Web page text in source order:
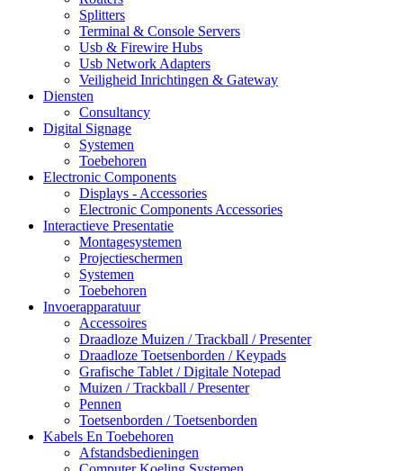
Splitters
Terminal & Console Servers
Usb & Firewire Hubs
Usb Network Adapters
Veiligheid Inrichtingen & Gateway
Diensten
Consultancy
Digital Signage
Systemen
Toebehoren
Electronic Components
Displays - Accessories
Electronic Components Accessories
Interactieve Presentatie
Montagesystemen
Projectieschermen
Systemen
Toebehoren
Invoerapparatuur
Accessoires
Draadloze Muizen / Trackball / Presenter
Draadloze Toetsenborden / Keypads
Grafische Tablet / Digitale Notepad
Muizen / Trackball / Presenter
Pennen
Toetsenborden / Toetsenborden
Kabels En Toebehoren
Afstandsbedieningen